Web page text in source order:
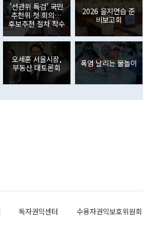
직 거기까지 진도가 나가지 않았다"고
구상과 설명은 정부 내 조율을 거치지
주적 표현 대체와 국호 사용, 9·19 군
일부 장관이 결정할 사안이 아니어서 월
대통령은 정 장관의 업무보고를 듣고 난
승인난 건 아니다"라고 재차 확인했다. 정
내용은 대부분 국가안전보장회의(NSC)
관의 개인적 생각에 가깝다"며 "안보 관
아닌 사안을 추진하겠다고 업무보고를
권자가 나서야 한다'고 주장한 것은 심각
식적으로 요구한 적이 없기 때문이다. 지
북·미 제네바 기본합의는 핵시설 동결
, 외국인의 국내투자가 46억3000만달러
국인의 국내 주식 매도세가 이어졌다. 외
매도 등의 영향으로 316억1000만달러
)에 이어 역대 최대 순매도 기록을 다시
는 세계국채지수(WGBI) 자금 유입에도
이 줄어든 52억9000만달러를 기록했
을 중심으로 35억6000만달러 증가했
'선관위 특검' 국민
추천위 첫 회의…
후보추천 절차 착수
2026 을지연습 준
비보고회
오세훈 서울시장,
부동산 대토론회
폭염 날리는 물놀이
독자권익센터 수용자권익보호위원회